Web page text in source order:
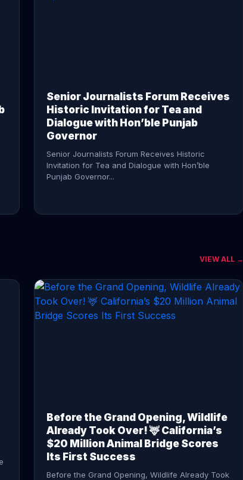
Senior Journalists Forum Receives
Historic Invitation for Tea and
Dialogue with Hon’ble Punjab
Governor
Senior Journalists Forum Receives Historic
Invitation for Tea and Dialogue with Hon’ble
Punjab Governor...
CONTINUE READING →
VIEW ALL →
Before the Grand Opening, Wildlife
Already Took Over! 🦌 California’s
$20 Million Animal Bridge Scores
Its First Success
Before the Grand Opening, Wildlife Already Took